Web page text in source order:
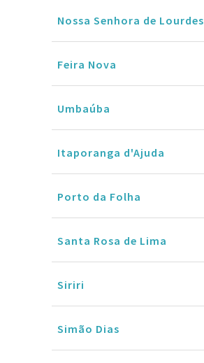
Nossa Senhora de Lourdes
Feira Nova
Umbaúba
Itaporanga d'Ajuda
Porto da Folha
Santa Rosa de Lima
Siriri
Simão Dias